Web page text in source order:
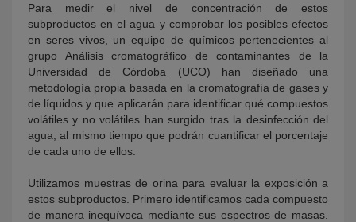
Para medir el nivel de concentración de estos
subproductos en el agua y comprobar los posibles efectos
en seres vivos, un equipo de químicos pertenecientes al
grupo Análisis cromatográfico de contaminantes de la
Universidad de Córdoba (UCO) han diseñado una
metodología propia basada en la cromatografía de gases y
de líquidos y que aplicarán para identificar qué compuestos
volátiles y no volátiles han surgido tras la desinfección del
agua, al mismo tiempo que podrán cuantificar el porcentaje
de cada uno de ellos.
Utilizamos muestras de orina para evaluar la exposición a
estos subproductos. Primero identificamos cada compuesto
de manera inequívoca mediante sus espectros de masas.